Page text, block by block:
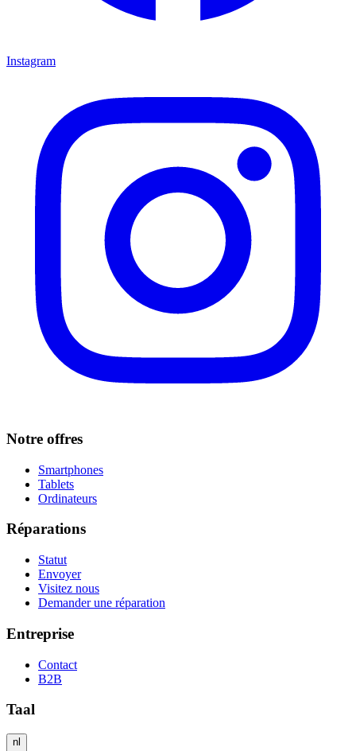
Instagram
Notre offres
Smartphones
Tablets
Ordinateurs
Réparations
Statut
Envoyer
Visitez nous
Demander une réparation
Entreprise
Contact
B2B
Taal
nl